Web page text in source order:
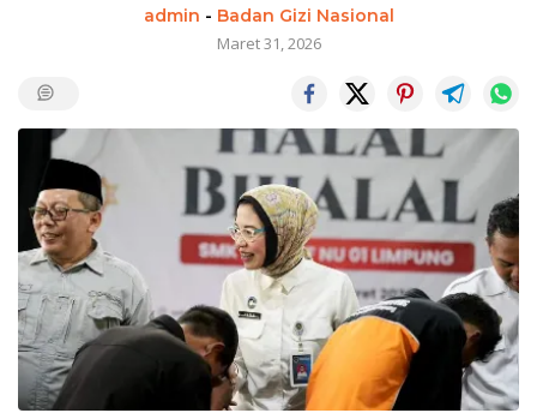
admin - Badan Gizi Nasional
Maret 31, 2026